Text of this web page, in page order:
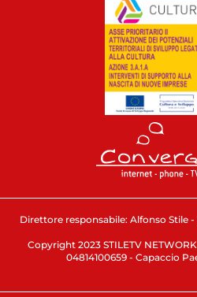
Direttore responsabile: Alfonso Stile
Copyright 2023 STILETV
04814100659 - Capaccio